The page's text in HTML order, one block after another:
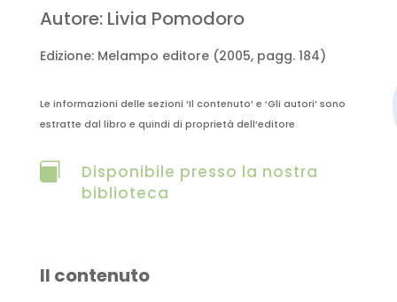
Autore: Livia Pomodoro
Edizione: Melampo editore (2005, pagg. 184)
Le informazioni delle sezioni ‘Il contenuto’ e ‘Gli autori’ sono
estratte dal libro e quindi di proprietà dell’editore

Disponibile presso la nostra
biblioteca
Il contenuto